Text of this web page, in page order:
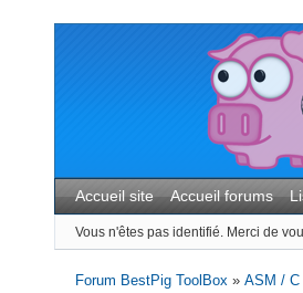
Accueil site Accueil forums
Vous n'êtes pas identifié. Merci de
Forum BestPig ToolBox »ASM /